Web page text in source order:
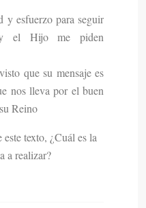
y esfuerzo para seguir
el Hijo me piden
que su mensaje es
nos lleva por el buen
Reino
texto, ¿Cuál es la
a realizar?